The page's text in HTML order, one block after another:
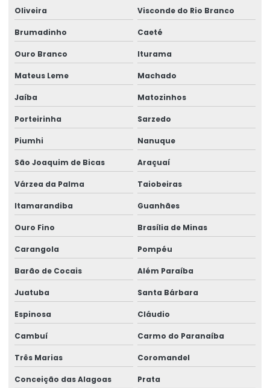
Oliveira Visconde do Rio Branco
Brumadinho Caeté
Ouro Branco Iturama
Mateus Leme Machado
Jaíba Matozinhos
Porteirinha Sarzedo
Piumhi Nanuque
São Joaquim de Bicas Araçuaí
Várzea da Palma Taiobeiras
Itamarandiba Guanhães
Ouro Fino Brasília de Minas
Carangola Pompéu
Barão de Cocais Além Paraíba
Juatuba Santa Bárbara
Espinosa Cláudio
Cambuí Carmo do Paranaíba
Três Marias Coromandel
Conceição das Alagoas Prata